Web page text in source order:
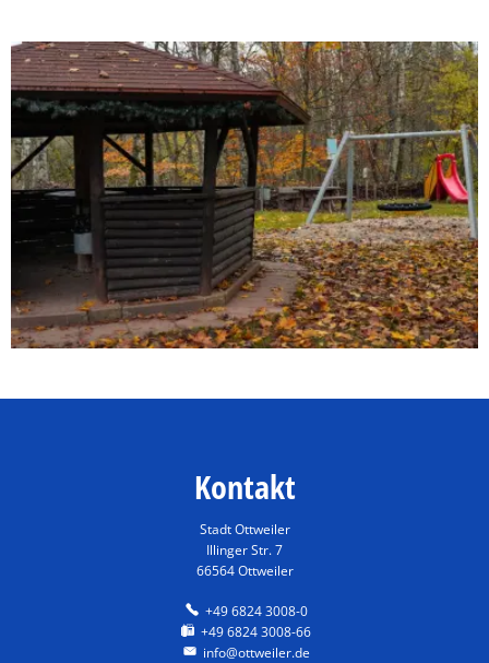
Kontakt
Stadt Ottweiler
Illinger Str. 7
66564 Ottweiler
+49 6824 3008-0
+49 6824 3008-66
info@ottweiler.de